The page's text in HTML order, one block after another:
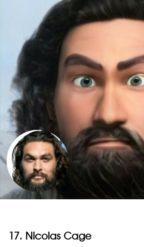
17. Nicolas Cage